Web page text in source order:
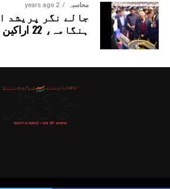
محاسبہ 2 years ago
جالے نگر پریشد
ہنگامہ، 22 اراکین نے کیا بائیکاٹ